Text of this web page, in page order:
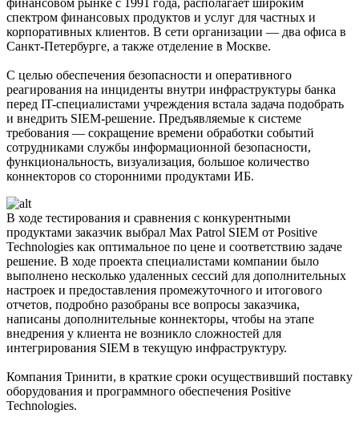
спектром финансовых продуктов и услуг для частных и
корпоративных клиентов. В сети организации — два офиса в
Санкт-Петербурге, а также отделение в Москве.
С целью обеспечения безопасности и оперативного
реагирования на инциденты внутри инфраструктуры банка
перед IT-специалистами учреждения встала задача подобрать
и внедрить SIEM-решение. Предъявляемые к системе
требования — сокращение времени обработки событий
сотрудниками службы информационной безопасности,
функциональность, визуализация, большое количество
коннекторов со сторонними продуктами ИБ.
В ходе тестирования и сравнения с конкурентными
продуктами заказчик выбрал Max Patrol SIEM от Positive
Technologies как оптимальное по цене и соответствию задаче
решение. В ходе проекта специалистами компании было
выполнено несколько удаленных сессий для дополнительных
настроек и предоставления промежуточного и итогового
отчетов, подробно разобраны все вопросы заказчика,
написаны дополнительные коннекторы, чтобы на этапе
внедрения у клиента не возникло сложностей для
интегрирования SIEM в текущую инфраструктуру.
Компания Тринити, в краткие сроки осуществивший поставку
оборудования и программного обеспечения Positive
Technologies.